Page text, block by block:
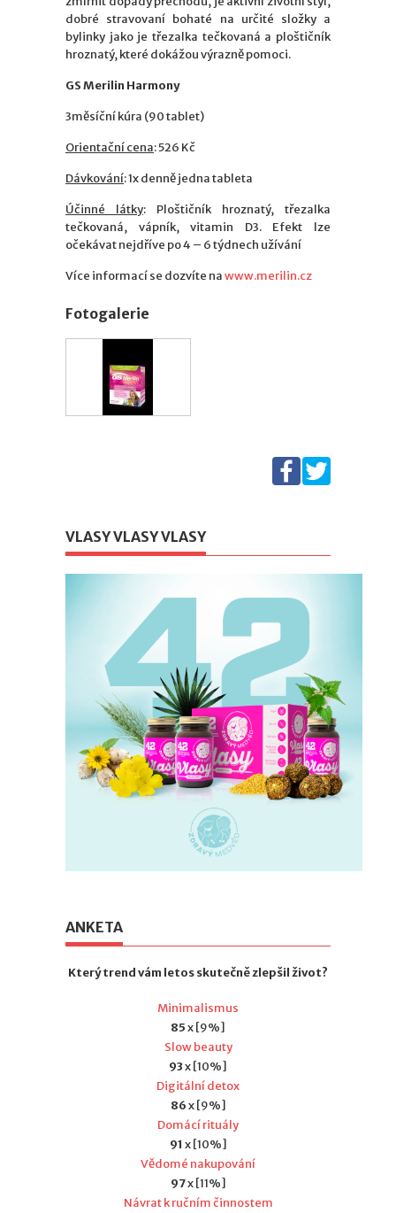
dobré stravovaní bohaté na určité složky a
bylinky jako je třezalka tečkovaná a ploštičník
hroznatý, které dokážou výrazně pomoci.
GS Merilin Harmony
3měsíční kúra (90 tablet)
Orientační cena: 526 Kč
Dávkování: 1x denně jedna tableta
Účinné látky: Ploštičník hroznatý, třezalka
tečkovaná, vápník, vitamin D3. Efekt lze
očekávat nejdříve po 4 – 6 týdnech užívání
Více informací se dozvíte nawww.merilin.cz
Fotogalerie
VLASY VLASY VLASY
ANKETA
Který trend vám letos skutečně zlepšil život?
Minimalismus
85x [9%]
Slow beauty
93x [10%]
Digitální detox
86x [9%]
Domácí rituály
91 x [10%]
Vědomé nakupování
97x [11%]
Návrat k ručním činnostem